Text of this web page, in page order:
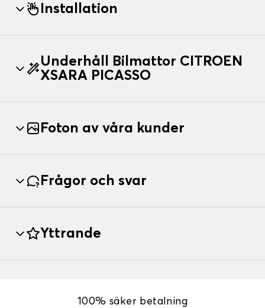
Installation
Underhåll Bilmattor CITROEN
XSARA PICASSO
Foton av våra kunder
Frågor och svar
Yttrande
100% säker betalning